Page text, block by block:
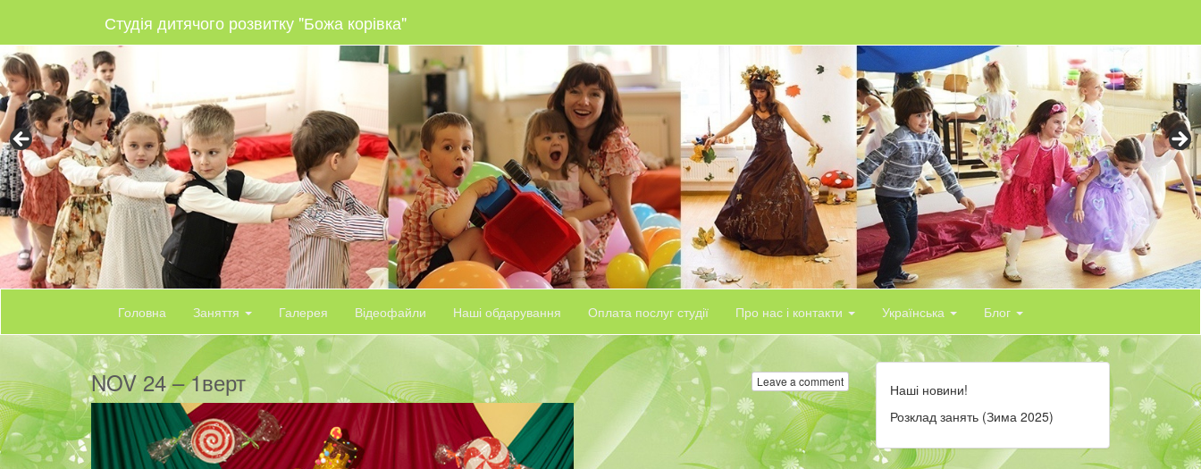
Студія дитячого розвитку "Божа корівка"
Головна Заняття Галерея Відеофайли Наші обдарування Оплата послуг студії Про нас і контакти Українська Блог
Leave a comment
NOV 24 – 1верт
Наші новини!
Розклад занять (Зима 2025)